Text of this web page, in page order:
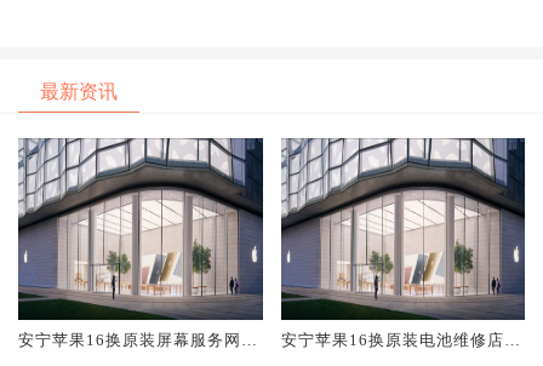
最新资讯
安宁苹果16换原装屏幕服务网点
安宁苹果16换原装电池维修店大